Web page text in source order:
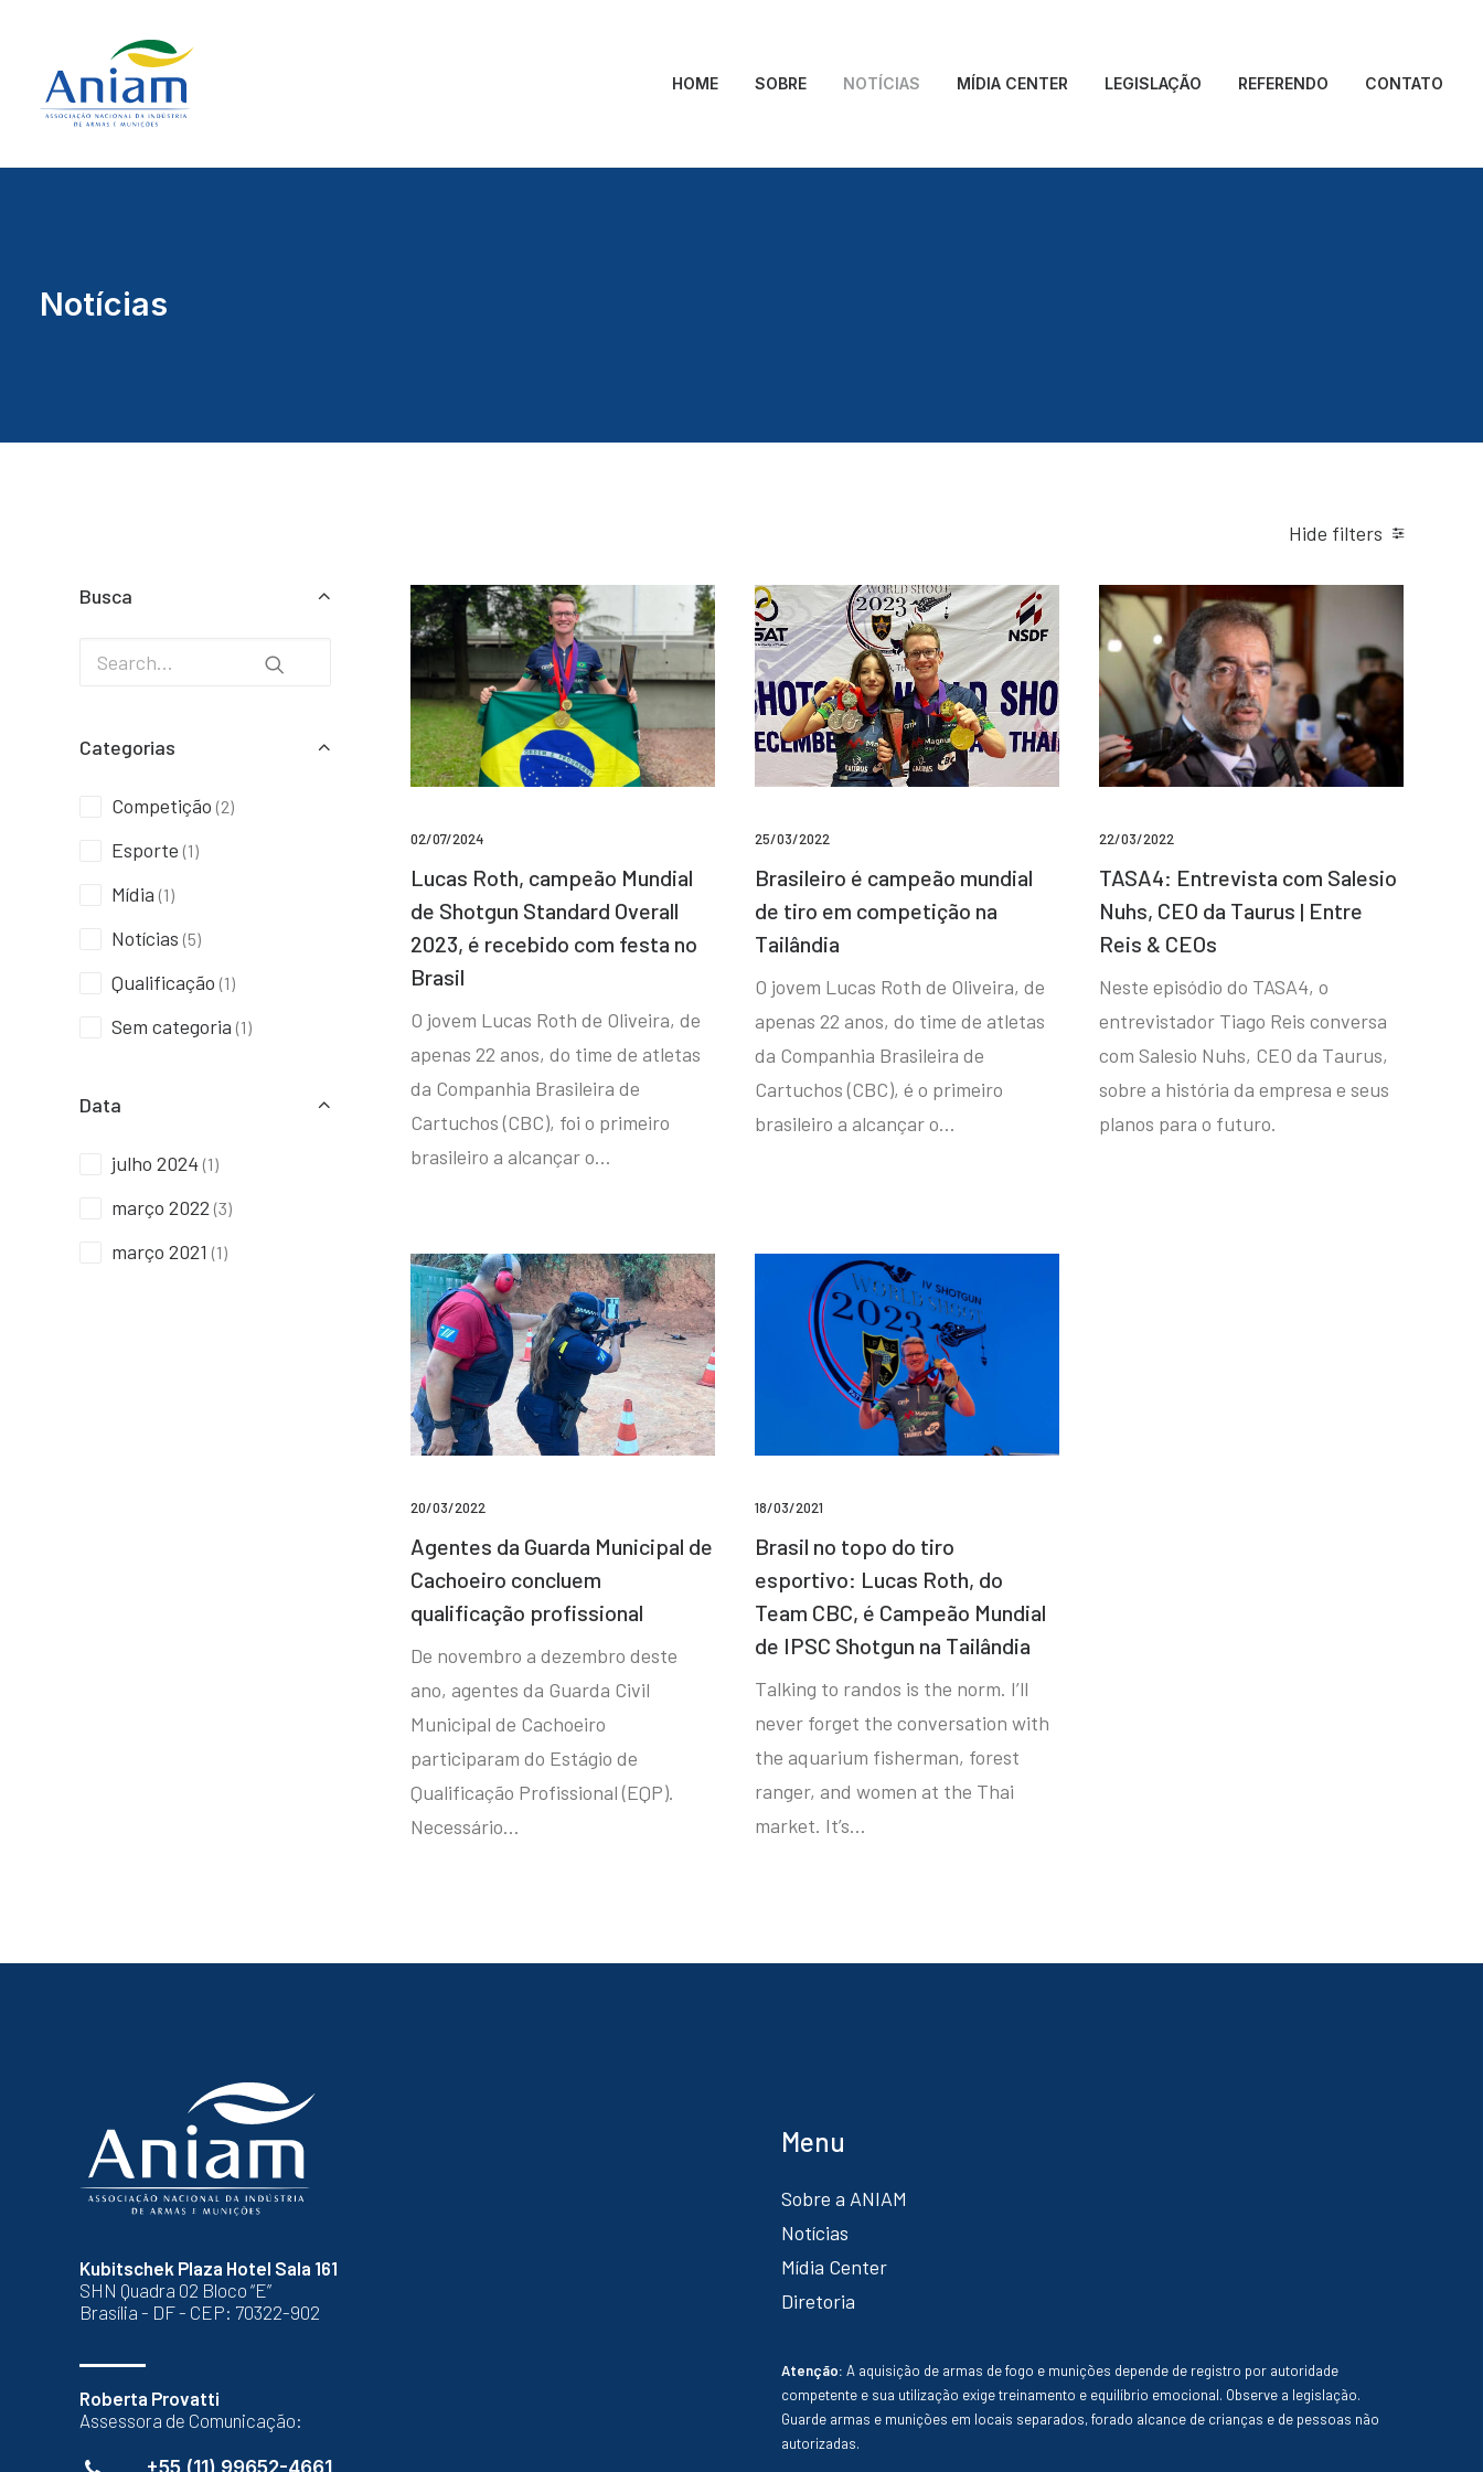
HOME SOBRE NOTÍCIAS MÍDIA CENTER LEGISLAÇÃO REFERENDO CONTATO
Notícias
Hide filters
Busca
Categorias
Competição (2)
Esporte (1)
Mídia (1)
Notícias (5)
Qualificação (1)
Sem categoria (1)
Data
julho 2024 (1)
março 2022 (3)
março 2021 (1)
02/07/2024
Lucas Roth, campeão Mundial
de Shotgun Standard Overall
2023, é recebido com festa no
Brasil
O jovem Lucas Roth de Oliveira, de
apenas 22 anos, do time de atletas
da Companhia Brasileira de
Cartuchos (CBC), foi o primeiro
brasileiro a alcançar o…
25/03/2022
Brasileiro é campeão mundial
de tiro em competição na
Tailândia
O jovem Lucas Roth de Oliveira, de
apenas 22 anos, do time de atletas
da Companhia Brasileira de
Cartuchos (CBC), é o primeiro
brasileiro a alcançar o…
22/03/2022
TASA4: Entrevista com Salesio
Nuhs, CEO da Taurus | Entre
Reis & CEOs
Neste episódio do TASA4, o
entrevistador Tiago Reis conversa
com Salesio Nuhs, CEO da Taurus,
sobre a história da empresa e seus
planos para o futuro.
20/03/2022
Agentes da Guarda Municipal de
Cachoeiro concluem
qualificação profissional
De novembro a dezembro deste
ano, agentes da Guarda Civil
Municipal de Cachoeiro
participaram do Estágio de
Qualificação Profissional (EQP).
Necessário…
18/03/2021
Brasil no topo do tiro
esportivo: Lucas Roth, do
Team CBC, é Campeão Mundial
de IPSC Shotgun na Tailândia
Talking to randos is the norm. I’ll
never forget the conversation with
the aquarium fisherman, forest
ranger, and women at the Thai
market. It’s…
Kubitschek Plaza Hotel Sala 161
SHN Quadra 02 Bloco “E”
Brasília - DF - CEP: 70322-902
Roberta Provatti
Assessora de Comunicação:
+55 (11) 99652-4661
Menu
Sobre a ANIAM
Notícias
Mídia Center
Diretoria
Atenção: A aquisição de armas de fogo e munições depende de registro por autoridade
competente e sua utilização exige treinamento e equilíbrio emocional. Observe a legislação.
Guarde armas e munições em locais separados, forado alcance de crianças e de pessoas não
autorizadas.